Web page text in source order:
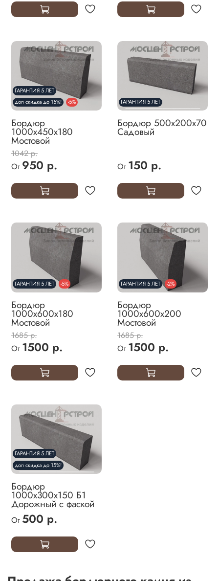
ГАРАНТИЯ 5 ЛЕТ
доп скидка до 15%!
-5%
Бордюр
1000х450х180
Мостовой
1042 р.
От 950 р.
ГАРАНТИЯ 5 ЛЕТ
Бордюр 500х200х70
Садовый
От 150 р.
ГАРАНТИЯ 5 ЛЕТ -5%
Бордюр
1000х600х180
Мостовой
1685 р.
От 1500 р.
ГАРАНТИЯ 5 ЛЕТ -2%
Бордюр
1000х600х200
Мостовой
1685 р.
От 1500 р.
ГАРАНТИЯ 5 ЛЕТ
доп скидка до 15%!
Бордюр
1000х300х150 Б1
Дорожный с фаской
От 500 р.